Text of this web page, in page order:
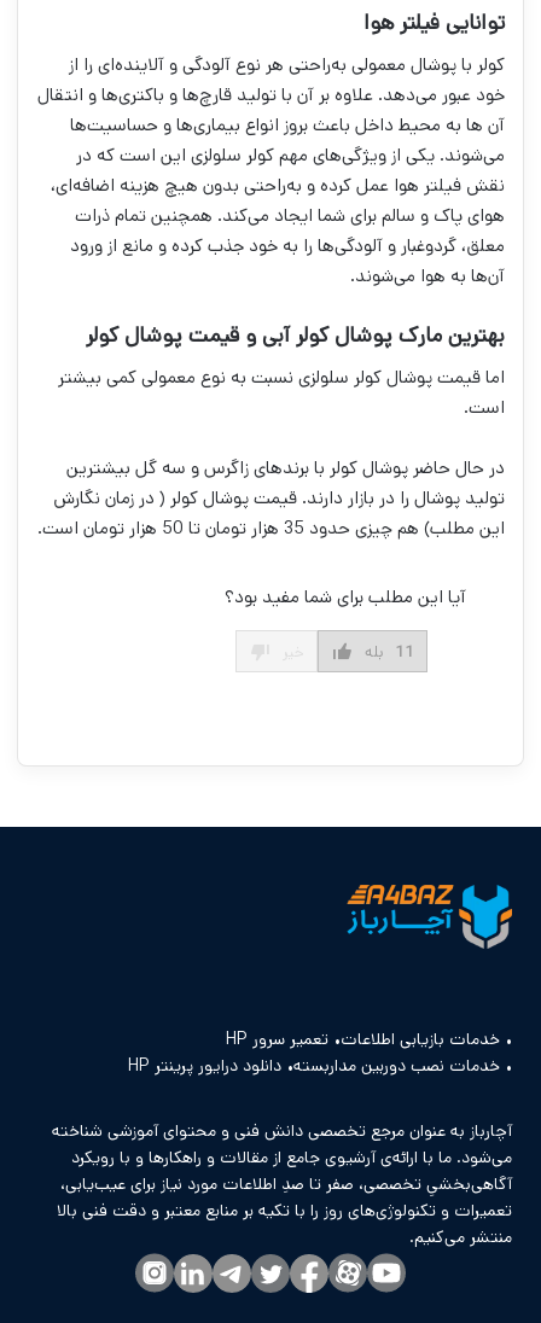
توانایی فیلتر هوا
کولر با پوشال معمولی به‌راحتی هر نوع آلودگی و آلاینده‌ای را از
خود عبور می‌دهد. علاوه بر آن با تولید قارچ‌ها و باکتری‌ها و انتقال
آن ها به محیط داخل باعث بروز انواع بیماری‌ها و حساسیت‌ها
می‌شوند. یکی از ویژگی‌های مهم کولر سلولزی این است که در
نقش فیلتر هوا عمل کرده و به‌راحتی بدون هیچ هزینه اضافه‌ای،
هوای پاک و سالم برای شما ایجاد می‌کند. همچنین تمام ذرات
معلق، گردوغبار و آلودگی‌ها را به خود جذب کرده و مانع از ورود
آن‌ها به هوا می‌شوند.
بهترین مارک پوشال کولر آبی و قیمت پوشال کولر
اما قیمت پوشال کولر سلولزی نسبت به نوع معمولی کمی بیشتر
است.
در حال حاضر پوشال کولر با برندهای زاگرس و سه گل بیشترین
تولید پوشال را در بازار دارند. قیمت پوشال کولر ( در زمان نگارش
این مطلب) هم چیزی حدود 35 هزار تومان تا 50 هزار تومان است.
آیا این مطلب برای شما مفید بود؟
بله 11
خدمات بازیابی اطلاعات تعمیر سرور HP
خدمات نصب دوربین مداربسته دانلود درایور پرینتر HP
آچارباز به عنوان مرجع تخصصی دانش فنی و محتوای آموزشی شناخته
می‌شود. ما با ارائه‌ی آرشیوی جامع از مقالات و راهکارها و با رویکرد
آگاهی‌بخشیِ تخصصی، صفر تا صدِ اطلاعات مورد نیاز برای عیب‌یابی،
تعمیرات و تکنولوژی‌های روز را با تکیه بر منابع معتبر و دقت فنی بالا
منتشر می‌کنیم.